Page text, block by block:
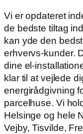
Vi er opdateret
de bedste tiltag
kan yde den
erhvervs-kunder.
dine el-
klar til at vejlede
energirådgivning
parcelhuse. Vi
Helsinge og hele
Vejby, Tisvilde,